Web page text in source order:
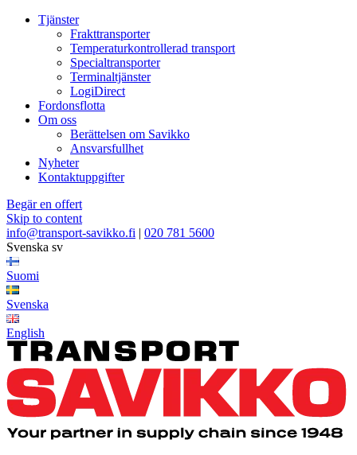
Tjänster
Frakttransporter
Temperaturkontrollerad transport
Specialtransporter
Terminaltjänster
LogiDirect
Fordonsflotta
Om oss
Berättelsen om Savikko
Ansvarsfullhet
Nyheter
Kontaktuppgifter
Begär en offert
Skip to content
info@transport-savikko.fi | 020 781 5600
Svenska sv
Suomi
Svenska
English